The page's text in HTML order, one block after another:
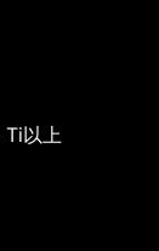
Ti以上